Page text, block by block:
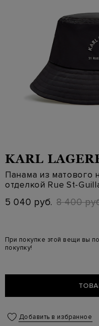
KARL
Панама из матового
отделкой Rue St-
5 040 руб. 8 400
При покупке этой вещи вы
покупку!
Добавить в избранное